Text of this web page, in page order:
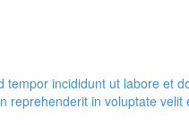
incididunt ut labore et
in voluptate